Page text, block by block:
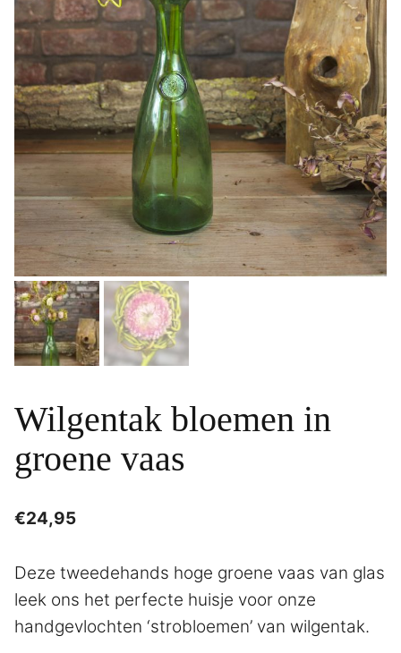
Wilgentak bloemen in
groene vaas
€24,95
Deze tweedehands hoge groene vaas van glas
leek ons het perfecte huisje voor onze
handgevlochten ‘strobloemen’ van wilgentak.